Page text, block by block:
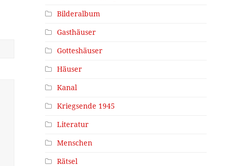
Bilderalbum
Gasthäuser
Gotteshäuser
Häuser
Kanal
Kriegsende 1945
Literatur
Menschen
Rätsel